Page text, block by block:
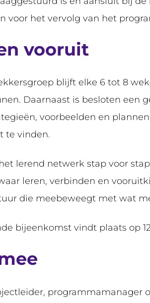
voor het vervolg van het
vooruit
blijft elke 6 tot 8
Daarnaast is besloten een
voorbeelden en
te vinden.
lerend netwerk stap voor
leren, verbinden en
die meebeweegt met wat
bijeenkomst vindt plaats op
programmamanager